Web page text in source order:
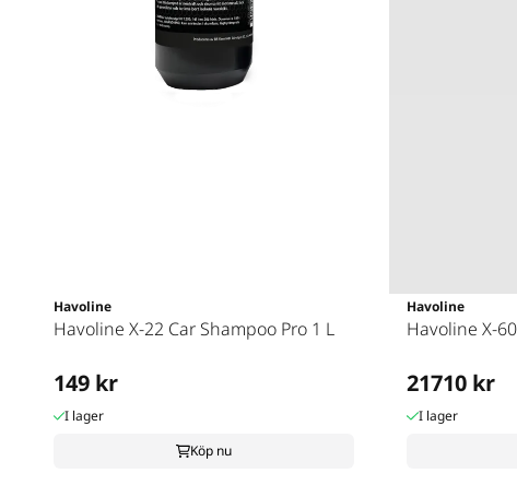
Havoline
Havoline X-22 Car Shampoo Pro 1 L
149 kr
I lager
Köp nu
Havoline
Havoline X-
21710 kr
I lager